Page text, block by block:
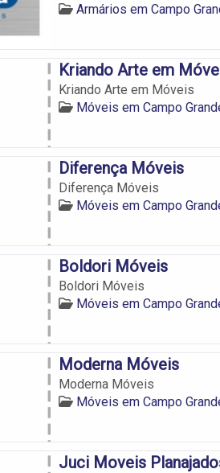
Armários em Campo
Kriando Arte em
Kriando Arte em Móveis
Móveis em Campo
Diferença Móveis
Diferença Móveis
Móveis em Campo
Boldori Móveis
Boldori Móveis
Móveis em Campo
Moderna Móveis
Moderna Móveis
Móveis em Campo
Juci Moveis